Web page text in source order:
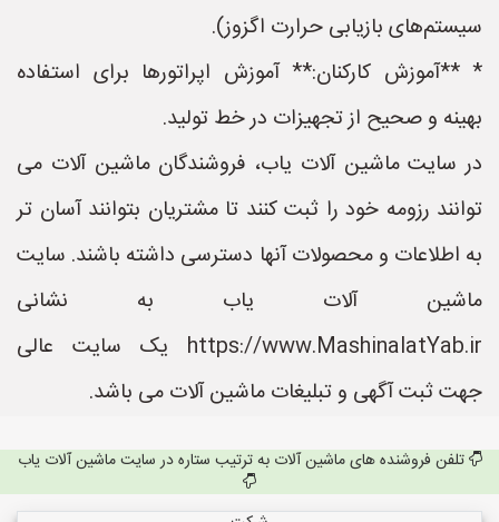
سیستم‌های بازیابی حرارت اگزوز).
* **آموزش کارکنان:** آموزش اپراتورها برای استفاده
بهینه و صحیح از تجهیزات در خط تولید.
در سایت ماشین آلات یاب، فروشندگان ماشین آلات می
توانند رزومه خود را ثبت کنند تا مشتریان بتوانند آسان تر
به اطلاعات و محصولات آنها دسترسی داشته باشند. سایت
ماشین آلات یاب به نشانی
https://www.MashinalatYab.ir یک سایت عالی
جهت ثبت آگهی و تبلیغات ماشین آلات می باشد.
تلفن فروشنده های ماشین آلات به ترتیب ستاره در سایت ماشین آلات یاب